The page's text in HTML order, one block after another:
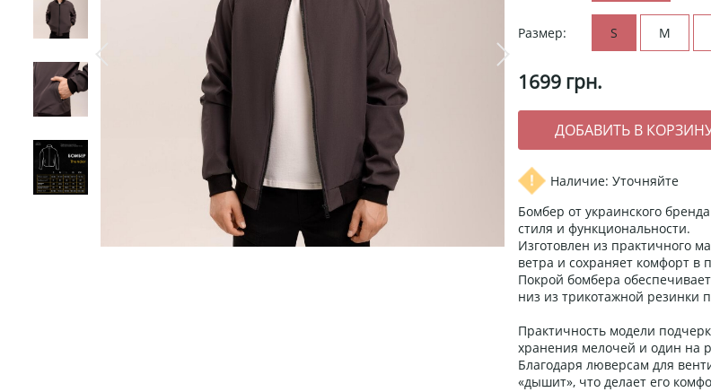
Размер: S M
1699 грн.
Наличие: Уточняйте
Бомбер от украинского
стиля и функциональности.
Изготовлен из практичного
ветра и сохраняет комфорт в
Покрой бомбера
низ из трикотажной резинки
Практичность модели
хранения мелочей и один на
Благодаря люверсам для
«дышит», что делает его